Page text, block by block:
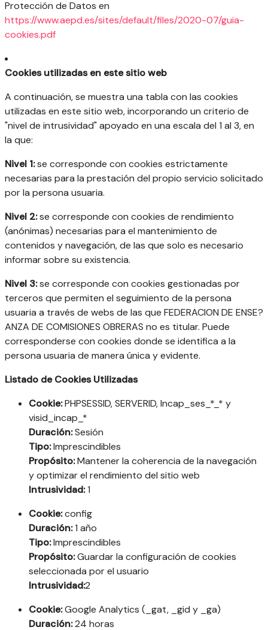
Protección de Datos en
https://www.aepd.es/sites/default/files/2020-07/guia-
cookies.pdf
Cookies utilizadas en este sitio web
A continuación, se muestra una tabla con las cookies
utilizadas en este sitio web, incorporando un criterio de
"nivel de intrusividad" apoyado en una escala del 1 al 3, en
la que:
Nivel 1:se corresponde con cookies estrictamente
necesarias para la prestación del propio servicio solicitado
por la persona usuaria.
Nivel 2:se corresponde con cookies de rendimiento
(anónimas) necesarias para el mantenimiento de
contenidos y navegación, de las que solo es necesario
informar sobre su existencia.
Nivel 3:se corresponde con cookies gestionadas por
terceros que permiten el seguimiento de la persona
usuaria a través de webs de las que FEDERACION DE ENSE?
ANZA DE COMISIONES OBRERAS no es titular. Puede
corresponderse con cookies donde se identifica a la
persona usuaria de manera única y evidente.
Listado de Cookies Utilizadas
Cookie:PHPSESSID, SERVERID, Incap_ses_*_* y
visid_incap_*
Duración:Sesión
Tipo:Imprescindibles
Propósito:Mantener la coherencia de la navegación
y optimizar el rendimiento del sitio web
Intrusividad:1
Cookie:config
Duración:1 año
Tipo:Imprescindibles
Propósito:Guardar la configuración de cookies
seleccionada por el usuario
Intrusividad:2
Cookie:Google Analytics (_gat, _gid y _ga)
Duración:24 horas